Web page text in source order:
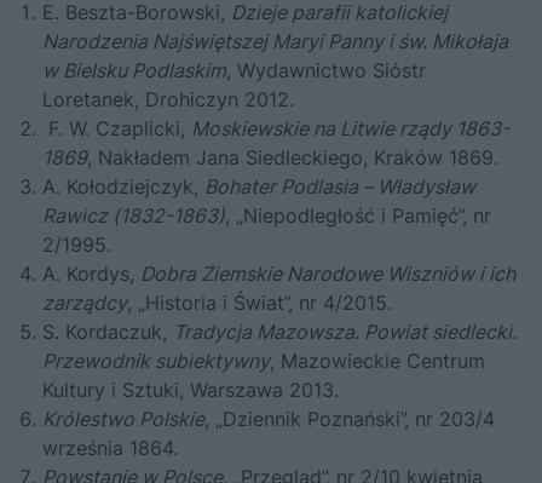
E. Beszta-Borowski, Dzieje parafii katolickiej
Narodzenia Najświętszej Maryi Panny i św. Mikołaja
w Bielsku Podlaskim, Wydawnictwo Sióstr
Loretanek, Drohiczyn 2012.
F. W. Czaplicki, Moskiewskie na Litwie rządy 1863-
1869, Nakładem Jana Siedleckiego, Kraków 1869.
A. Kołodziejczyk, Bohater Podlasia – Władysław
Rawicz (1832-1863), „Niepodległość i Pamięć”, nr
2/1995.
A. Kordys, Dobra Ziemskie Narodowe Wiszniów i ich
zarządcy, „Historia i Świat”, nr 4/2015.
S. Kordaczuk, Tradycja Mazowsza. Powiat siedlecki.
Przewodnik subiektywny, Mazowieckie Centrum
Kultury i Sztuki, Warszawa 2013.
Królestwo Polskie, „Dziennik Poznański”, nr 203/4
września 1864.
Powstanie w Polsce, „Przegląd”, nr 2/10 kwietnia